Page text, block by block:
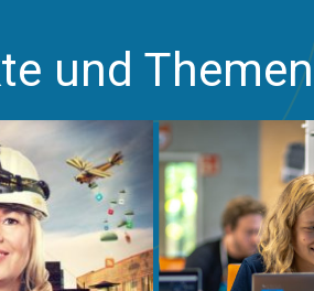
und Themen